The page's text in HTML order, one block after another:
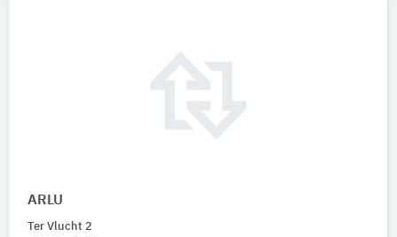
ARLU
Ter Vlucht 2